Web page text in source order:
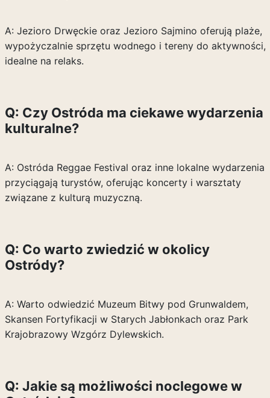
A: Jezioro Drwęckie oraz Jezioro Sajmino oferują plaże,
wypożyczalnie sprzętu wodnego i tereny do aktywności,
idealne na relaks.
Q: Czy Ostróda ma ciekawe wydarzenia
kulturalne?
A: Ostróda Reggae Festival oraz inne lokalne wydarzenia
przyciągają turystów, oferując koncerty i warsztaty
związane z kulturą muzyczną.
Q: Co warto zwiedzić w okolicy
Ostródy?
A: Warto odwiedzić Muzeum Bitwy pod Grunwaldem,
Skansen Fortyfikacji w Starych Jabłonkach oraz Park
Krajobrazowy Wzgórz Dylewskich.
Q: Jakie są możliwości noclegowe w